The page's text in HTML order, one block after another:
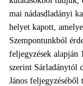
mai nádasdladányi
helyet kapott,
Szempontunkból
feljegyzések alapján
szerint Sárladánytól
János